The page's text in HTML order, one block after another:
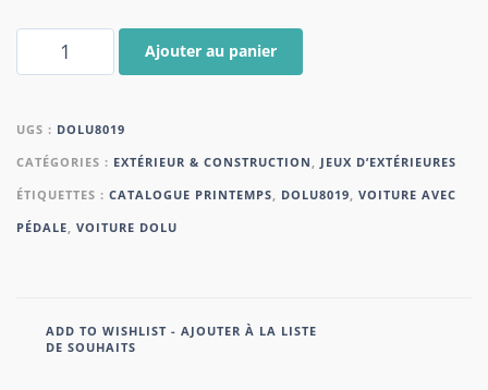
Ajouter au panier
UGS : DOLU8019
CATÉGORIES : EXTÉRIEUR & CONSTRUCTION
JEUX D’EXTÉRIEURES
ÉTIQUETTES : CATALOGUE PRINTEMPS DOLU8019 VOITURE AVEC
PÉDALE VOITURE DOLU
ADD TO WISHLIST - AJOUTER À LA LISTE
DE SOUHAITS